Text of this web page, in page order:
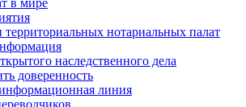
в мире
территориальных нотариальных палат
наследственного дела
доверенность
линия